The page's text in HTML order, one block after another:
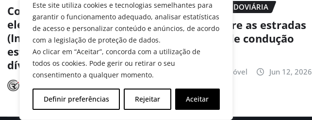
Este site utiliza cookies e tecnologias semelhantes para
garantir o funcionamento adequado, analisar estatísticas
de acesso e personalizar conteúdo e anúncios, de acordo
com a legislação de proteção de dados.
Ao clicar em “Aceitar”, concorda com a utilização de
todos os cookies. Pode gerir ou retirar o seu
consentimento a qualquer momento.
Definir preferências Rejeitar Aceitar
Como pagar portagens
eletrónicas em Portugal
(Inclui matrículas
estrangeiras e consulta de
dívidas)
PREVENÇÃO RODOVIÁRIA
Portugal abre as estradas
aos testes de condução
autónoma
Radar Automóvel Jun 12, 2026